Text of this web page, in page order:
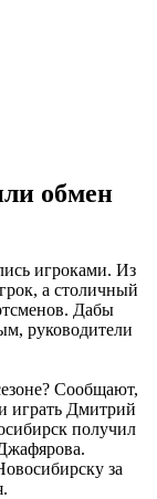
обмен
игроками. Из
а столичный
Дабы
руководители
Сообщают,
играть Дмитрий
получил
за